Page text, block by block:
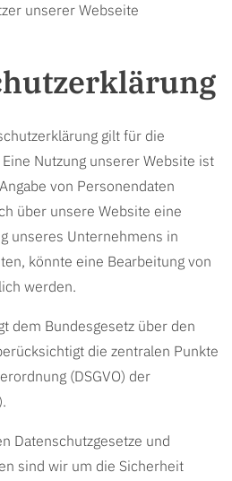
unserer Webseite
gilt für die
Nutzung unserer Website ist
von Personendaten
über unsere Website eine
unseres Unternehmens in
könnte eine Bearbeitung von
werden.
dem Bundesgesetz über den
die zentralen Punkte
(DSGVO) der
Datenschutzgesetze und
sind wir um die Sicherheit